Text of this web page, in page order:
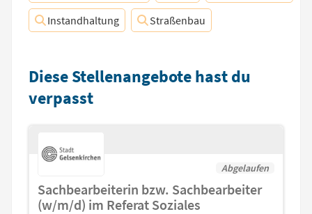
Instandhaltung Straßenbau
Diese Stellenangebote hast du
verpasst
Abgelaufen
Sachbearbeiterin bzw. Sachbearbeiter
(w/m/d) im Referat Soziales